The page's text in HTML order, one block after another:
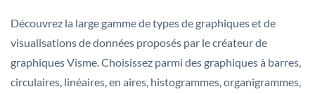
Découvrez la large gamme de types de graphiques et de
visualisations de données proposés par le créateur de
graphiques Visme. Choisissez parmi des graphiques à barres,
circulaires, linéaires, en aires, histogrammes, organigrammes,